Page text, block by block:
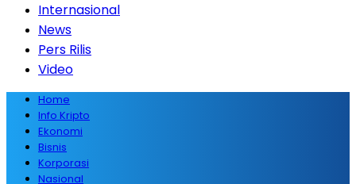
Internasional
News
Pers Rilis
Video
Home
Info Kripto
Ekonomi
Bisnis
Korporasi
Nasional